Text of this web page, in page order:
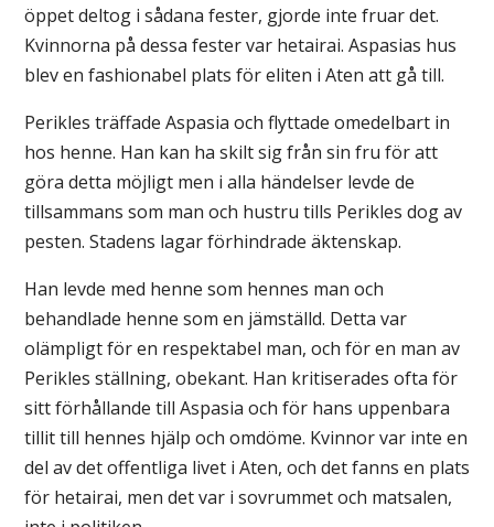
öppet deltog i sådana fester, gjorde inte fruar det.
Kvinnorna på dessa fester var hetairai. Aspasias hus
blev en fashionabel plats för eliten i Aten att gå till.
Perikles träffade Aspasia och flyttade omedelbart in
hos henne. Han kan ha skilt sig från sin fru för att
göra detta möjligt men i alla händelser levde de
tillsammans som man och hustru tills Perikles dog av
pesten. Stadens lagar förhindrade äktenskap.
Han levde med henne som hennes man och
behandlade henne som en jämställd. Detta var
olämpligt för en respektabel man, och för en man av
Perikles ställning, obekant. Han kritiserades ofta för
sitt förhållande till Aspasia och för hans uppenbara
tillit till hennes hjälp och omdöme. Kvinnor var inte en
del av det offentliga livet i Aten, och det fanns en plats
för hetairai, men det var i sovrummet och matsalen,